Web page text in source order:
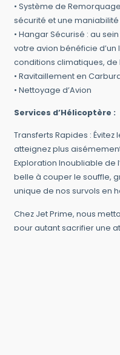
• Système de
sécurité et une
• Hangar Sécurisé : au
votre avion bénéficie d’un
conditions climatiques, de
• Ravitaillement en
• Nettoyage d’Avion
Services d’Hélicoptère :
Transferts Rapides :
atteignez plus
Exploration Inoubliable de
belle à couper le souffle,
unique de nos survols en
Chez Jet Prime, nous
pour autant sacrifier une